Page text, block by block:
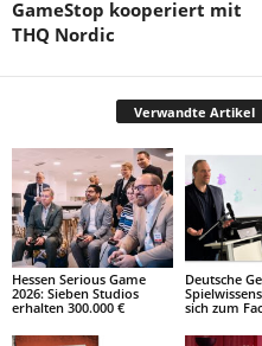
GameStop kooperiert mit
THQ Nordic
Verwandte Artikel
Hessen Serious Game
2026: Sieben Studios
erhalten 300.000 €
Deutsche
sich zum